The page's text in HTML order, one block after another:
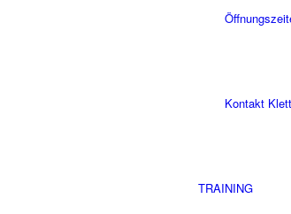
Kontakt
TRAINING